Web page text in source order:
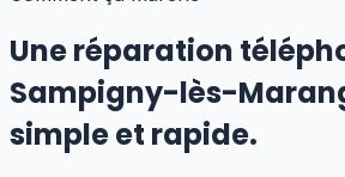
Une réparation
Sampigny-lès-
simple et rapide.